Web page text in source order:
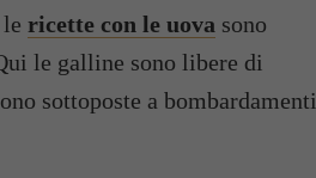
ricette con le uova sono
le galline sono libere di
sottoposte a bombardamenti